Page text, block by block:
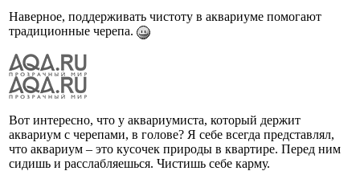
Наверное, поддерживать чистоту в аквариуме помогают
традиционные черепа.
Вот интересно, что у аквариумиста, который держит
аквариум с черепами, в голове? Я себе всегда представлял,
что аквариум – это кусочек природы в квартире. Перед ним
сидишь и расслабляешься. Чистишь себе карму.